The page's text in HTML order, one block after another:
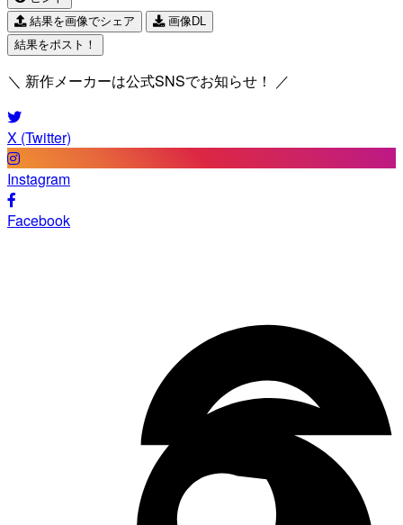
結果を画像でシェア
画像DL
結果をポスト！
＼ 新作メーカーは公式SNSでお知らせ！ ／
X (Twitter)
Instagram
Facebook